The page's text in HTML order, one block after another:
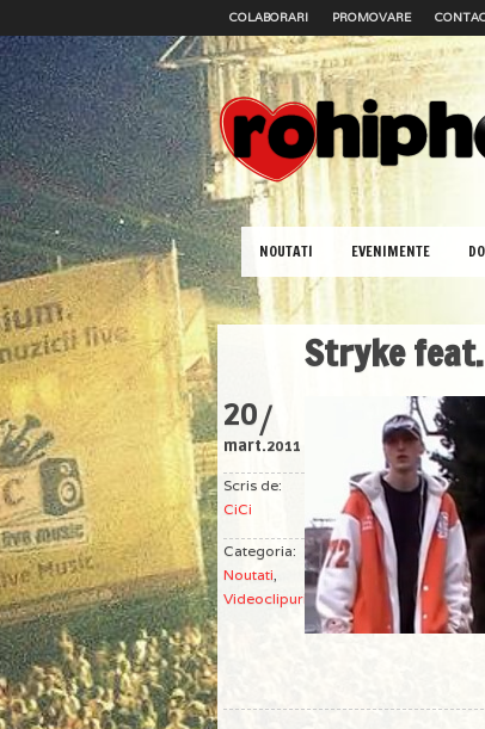
COLABORARI PROMOVARE
NOUTATI EVENIMENTE
Stryke
20/
mart.2011
Scris de:
CiCi
Categoria:
Noutati,
Videoclipuri